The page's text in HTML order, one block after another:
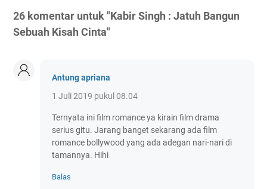
26 komentar untuk "Kabir Singh : Jatuh Bangun
Sebuah Kisah Cinta"
Antung apriana
1 Juli 2019 pukul 08.04
Ternyata ini film romance ya kirain film drama
serius gitu. Jarang banget sekarang ada film
romance bollywood yang ada adegan nari-nari di
tamannya. Hihi
Balas